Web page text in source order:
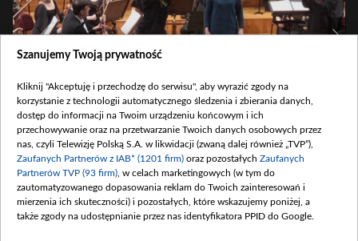
Koncert solidarności polsko-ukraińskiej w Filharmonii Narodowej, fot. Krzysztof
Tadej
Szanujemy Twoją prywatność
Kliknij "Akceptuję i przechodzę do serwisu", aby wyrazić zgody na
korzystanie z technologii automatycznego śledzenia i zbierania danych,
dostęp do informacji na Twoim urządzeniu końcowym i ich
przechowywanie oraz na przetwarzanie Twoich danych osobowych przez
nas, czyli Telewizję Polską S.A. w likwidacji (zwaną dalej również „TVP”),
Zaufanych Partnerów z IAB* (1201 firm) oraz pozostałych Zaufanych
Partnerów TVP (93 firm) , w celach marketingowych (w tym do
zautomatyzowanego dopasowania reklam do Twoich zainteresowań i
mierzenia ich skuteczności) i pozostałych, które wskazujemy poniżej, a
także zgody na udostępnianie przez nas identyfikatora PPID do Google.